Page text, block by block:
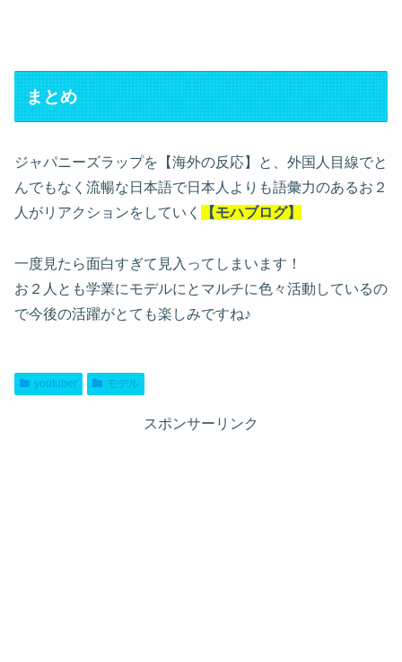
まとめ
ジャパニーズラップを【海外の反応】と、外国人目線でと
んでもなく流暢な日本語で日本人よりも語彙力のあるお２
人がリアクションをしていく
【モハブログ】
一度見たら面白すぎて見入ってしまいます！
お２人とも学業にモデルにとマルチに色々活動しているの
で今後の活躍がとても楽しみですね♪
youtuber モデル
スポンサーリンク